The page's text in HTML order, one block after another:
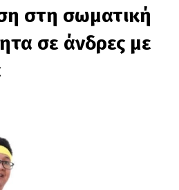
στη σωματική
σε άνδρες με